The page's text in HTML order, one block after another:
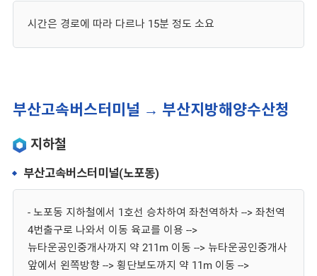
시간은 경로에 따라 다르나 15분 정도 소요
부산고속버스터미널 → 부산지방해양수산청
지하철
부산고속버스터미널(노포동)
- 노포동 지하철에서 1호선 승차하여 좌천역하차 --> 좌천역
4번출구로 나와서 이동 육교를 이용 -->
뉴타운공인중개사까지 약 211m 이동 --> 뉴타운공인중개사
앞에서 왼쪽방향 --> 횡단보도까지 약 11m 이동 -->